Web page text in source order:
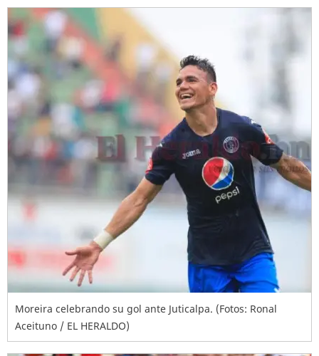
Moreira celebrando su gol ante Juticalpa. (Fotos: Ronal
Aceituno / EL HERALDO)